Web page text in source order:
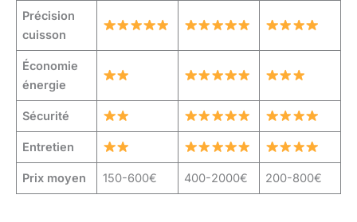
Précision
cuisson
Économie
énergie
Sécurité
Entretien
Prix moyen 150-600€ 400-2000€ 200-800€